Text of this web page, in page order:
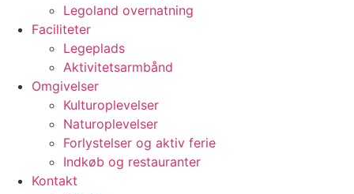
Legoland overnatning
Faciliteter
Legeplads
Aktivitetsarmbånd
Omgivelser
Kulturoplevelser
Naturoplevelser
Forlystelser og aktiv ferie
Indkøb og restauranter
Kontakt